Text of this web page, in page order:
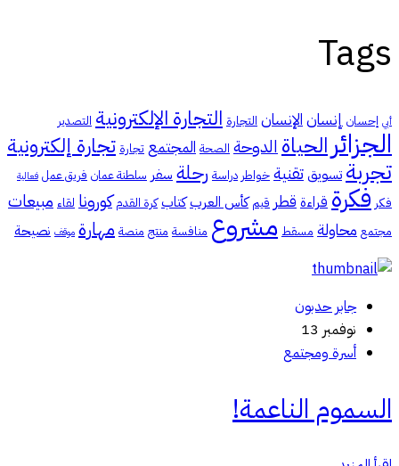
Tags
أبي إحسان إنسانالإنسان التجارة التجارة الإلكترونية التصدير
الجزائر الحياةالدوحة الصحة المجتمع تجارة تجارة إلكترونية
تجربة تسويقتقنية خواطر دراسة رحلة سفر سلطنة عمان فريق عمل فعالية
فكر فكرة قراءة قطر قيم كأس العرب كتاب كرة القدم كورونا لقاء مبيعات
مجتمع محاولة مسقط مشروع منافسة منتج منصة مهارة موقف نصيحة
جابر حدبون
نوفمبر 13
أسرة ومجتمع
السموم الناعمة!